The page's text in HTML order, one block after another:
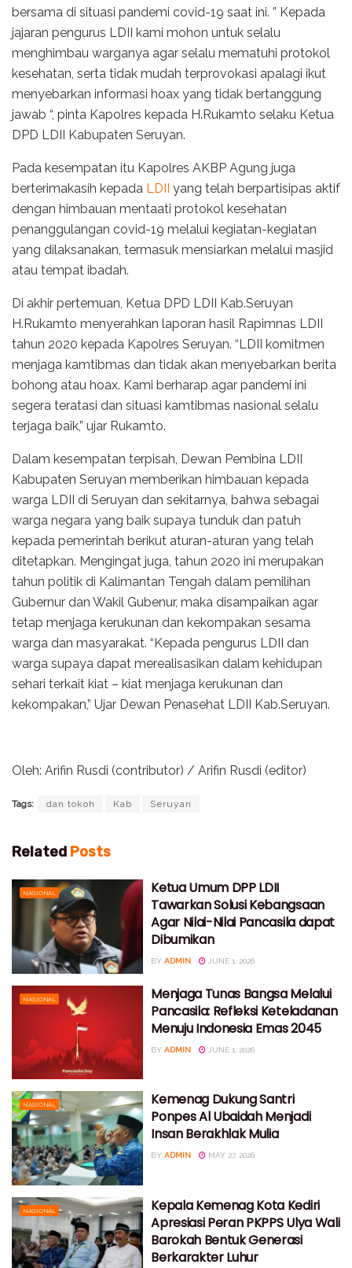
bersama di situasi pandemi covid-19 saat ini. ” Kepada
jajaran pengurus LDII kami mohon untuk selalu
menghimbau warganya agar selalu mematuhi protokol
kesehatan, serta tidak mudah terprovokasi apalagi ikut
menyebarkan informasi hoax yang tidak bertanggung
jawab “, pinta Kapolres kepada H.Rukamto selaku Ketua
DPD LDII Kabupaten Seruyan.
Pada kesempatan itu Kapolres AKBP Agung juga
berterimakasih kepada LDII yang telah berpartisipas aktif
dengan himbauan mentaati protokol kesehatan
penanggulangan covid-19 melalui kegiatan-kegiatan
yang dilaksanakan, termasuk mensiarkan melalui masjid
atau tempat ibadah.
Di akhir pertemuan, Ketua DPD LDII Kab.Seruyan
H.Rukamto menyerahkan laporan hasil Rapimnas LDII
tahun 2020 kepada Kapolres Seruyan. “LDII komitmen
menjaga kamtibmas dan tidak akan menyebarkan berita
bohong atau hoax. Kami berharap agar pandemi ini
segera teratasi dan situasi kamtibmas nasional selalu
terjaga baik,” ujar Rukamto.
Dalam kesempatan terpisah, Dewan Pembina LDII
Kabupaten Seruyan memberikan himbauan kepada
warga LDII di Seruyan dan sekitarnya, bahwa sebagai
warga negara yang baik supaya tunduk dan patuh
kepada pemerintah berikut aturan-aturan yang telah
ditetapkan. Mengingat juga, tahun 2020 ini merupakan
tahun politik di Kalimantan Tengah dalam pemilihan
Gubernur dan Wakil Gubenur, maka disampaikan agar
tetap menjaga kerukunan dan kekompakan sesama
warga dan masyarakat. “Kepada pengurus LDII dan
warga supaya dapat merealisasikan dalam kehidupan
sehari terkait kiat – kiat menjaga kerukunan dan
kekompakan,” Ujar Dewan Penasehat LDII Kab.Seruyan.
Oleh: Arifin Rusdi (contributor) / Arifin Rusdi (editor)
Tags: dan tokoh Kab Seruyan
Related Posts
NASIONAL
Ketua Umum DPP LDII
Tawarkan Solusi Kebangsaan
Agar Nilai-Nilai Pancasila dapat
Dibumikan
BY ADMIN JUNE 1, 2026
NASIONAL
Menjaga Tunas Bangsa Melalui
Pancasila: Refleksi Keteladanan
Menuju Indonesia Emas 2045
BY ADMIN JUNE 1, 2026
NASIONAL
Kemenag Dukung Santri
Ponpes Al Ubaidah Menjadi
Insan Berakhlak Mulia
BY ADMIN MAY 27, 2026
NASIONAL
Kepala Kemenag Kota Kediri
Apresiasi Peran PKPPS Ulya Wali
Barokah Bentuk Generasi
Berkarakter Luhur